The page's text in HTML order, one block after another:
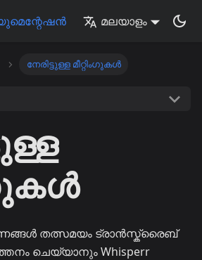
മലയാളം
നേരിട്ടുള്ള മീറ്റിംഗുകൾ
തത്സമയം ട്രാൻസ്ക്രൈബ്
ചെയ്യാനും Whisperr